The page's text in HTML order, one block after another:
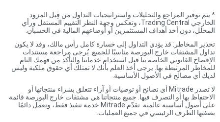
* يتم توفير المراجع والتحليلات واستراتيجيات التداول من قِبل المزود
الخارجي Trading Central، وتعكس وجهة النظر التقييم المستقل ورأي
المحلل، دون أخذ أهداف المستثمرين أو أوضاعهم المالية في الحسبان.
تحذير المخاطر: قد يؤدي التداول إلى خسارة كامل رأس مالك، وقد لا يكون
تداول المشتقات خارج البورصة مناسبًا للجميع. يُرجى مراجعة مستندات
الإفصاح القانوني الخاصة بنا قبل استخدام خدماتنا والتأكد من فهمك التام
للمخاطر المرتبطة بها. يرجى أخذ العلم بأنك لا تمتلك أي حقوق ملكية وليس
لديك أي مصالح في الأصول الأساسية.
لا تصدر Mitrade أي نصائح أو توصيات أو آراء تتعلق بشراء منتجاتها أو
الاحتفاظ بها أو التصرف فيها. جميع منتجاتنا هي مشتقات خارج البورصة قائمة
على أصول أساسية عالمية. تقدّم Mitrade خدمة تنفيذ فقط، وتعمل دائمًا
بصفتها الطرف الرئيسي في جميع العمليات.